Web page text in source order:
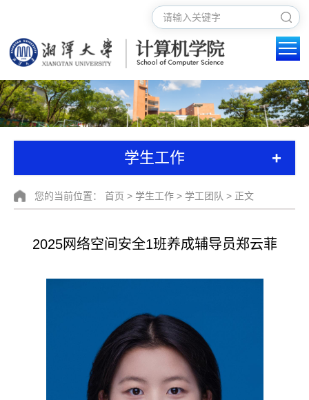
学生工作 +
您的当前位置： 首页 > 学生工作 > 学工团队 > 正文
2025网络空间安全1班养成辅导员郑云菲